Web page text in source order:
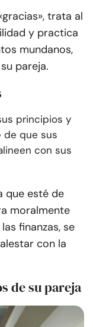
trata al
y practica
mundanos,
pareja.
principios y
de que sus
con sus
que esté de
moralmente
finanzas, se
con la
de su pareja